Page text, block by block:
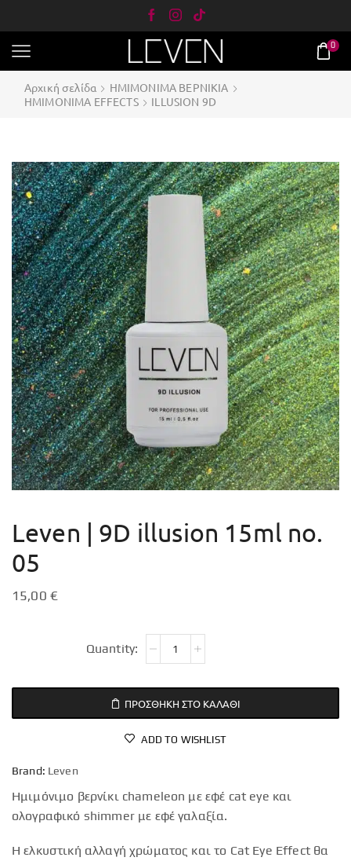
0
Αρχική σελίδα
ΗΜΙΜΟΝΙΜΑ ΒΕΡΝΙΚΙΑ
ΗΜΙMONIΜΑ EFFECTS
ILLUSION 9D
Leven | 9D illusion 15ml no.
05
15,00 €
ΠΡΟΣΘΉΚΗ ΣΤΟ ΚΑΛΆΘΙ
ADD TO WISHLIST
Brand: Leven
Ημιμόνιμο βερνίκι chameleon με εφέ cat eye και
ολογραφικό shimmer με εφέ γαλαξία.
Η ελκυστική αλλαγή χρώματος και το Cat Eye Effect θα